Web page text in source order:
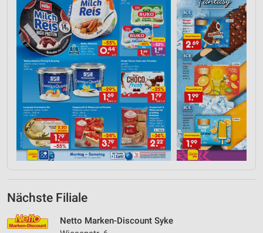
Nächste Filiale
Netto Marken-Discount Syke